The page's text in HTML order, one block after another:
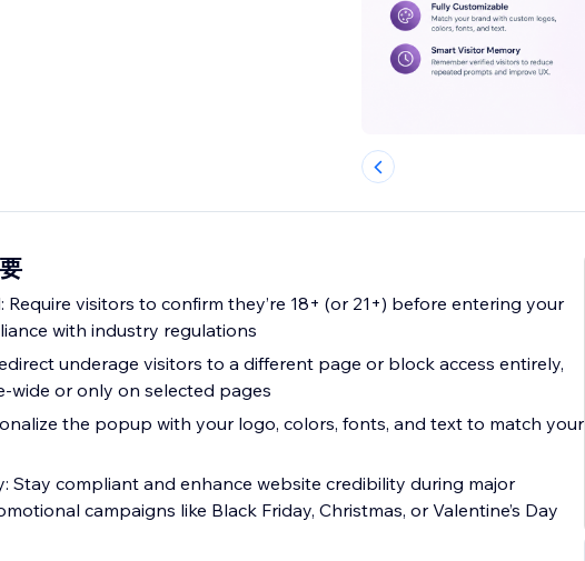
visitors to confirm they’re 18+ (or 21+) before entering your
with industry regulations
underage visitors to a different page or block access entirely,
wide or only on selected pages
the popup with your logo, colors, fonts, and text to match your
Stay compliant and enhance website credibility during major
campaigns like Black Friday, Christmas, or Valentine’s Day